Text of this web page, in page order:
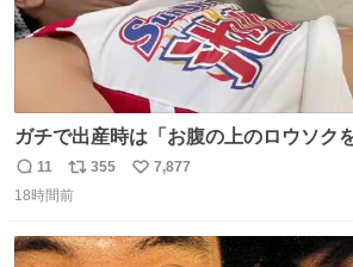
ガチで出産時は「お腹の上のロウソク
サンシャイン池崎」だったし、お産後
イレは「とにかく明るい安村の体勢」
返
信
11
リ
ポ
ト
355
い
数
7,877
18時間前